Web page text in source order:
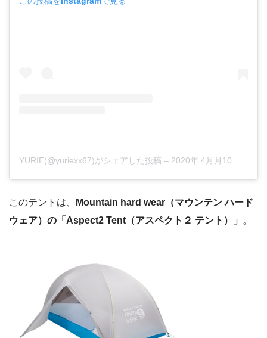
YURIE(@yuriexx67)がシェアした投稿 – 2020年 4月月10日午前5時53分PDT
このテントは、
Mountain hard wear（マウンテン ハード
ウェア）の「Aspect2 Tent（アスペクト２ テント）」 。